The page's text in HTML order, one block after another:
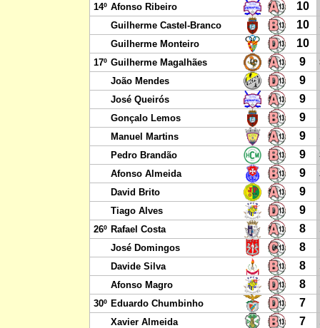
14º Afonso Ribeiro 10
Guilherme Castel-Branco 10
Guilherme Monteiro 10
17º Guilherme Magalhães 9
João Mendes 9
José Queirós 9
Gonçalo Lemos 9
Manuel Martins 9
Pedro Brandão 9
Afonso Almeida 9
David Brito 9
Tiago Alves 9
26º Rafael Costa 8
José Domingos 8
Davide Silva 8
Afonso Magro 8
30º Eduardo Chumbinho 7
Xavier Almeida 7